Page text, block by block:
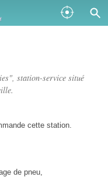
station-service situé
cette station.
de pneu,